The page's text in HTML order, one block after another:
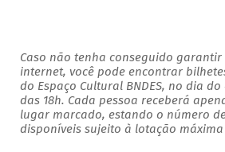
Caso não tenha conseguido
internet, você pode encontrar
do Espaço Cultural BNDES, no dia
das 18h. Cada pessoa receberá
lugar marcado, estando o número
disponíveis sujeito à lotação